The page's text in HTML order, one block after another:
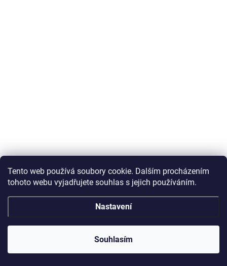
Tento web používá soubory cookie. Dalším procházením
tohoto webu vyjadřujete souhlas s jejich používáním.
Nastavení
Souhlasím